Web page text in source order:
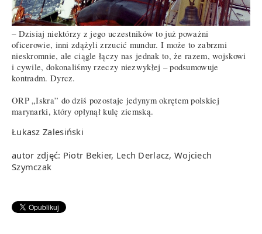
– Dzisiaj niektórzy z jego uczestników to już poważni
oficerowie, inni zdążyli zrzucić mundur. I może to zabrzmi
nieskromnie, ale ciągle łączy nas jednak to, że razem, wojskowi
i cywile, dokonaliśmy rzeczy niezwykłej – podsumowuje
kontradm. Dyrcz.
ORP „Iskra” do dziś pozostaje jedynym okrętem polskiej
marynarki, który opłynął kulę ziemską.
Łukasz Zalesiński
autor zdjęć: Piotr Bekier, Lech Derlacz, Wojciech
Szymczak